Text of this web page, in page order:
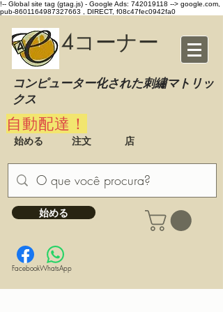
!-- Global site tag (gtag.js) - Google Ads: 742019118 --> google.com,
pub-8601164987327663 , DIRECT, f08c47fec0942fa0
4コーナー
コンピューター化された刺繡マトリッ
クス
自動配達！
始める 注文 店
始める
FacebookWhatsApp